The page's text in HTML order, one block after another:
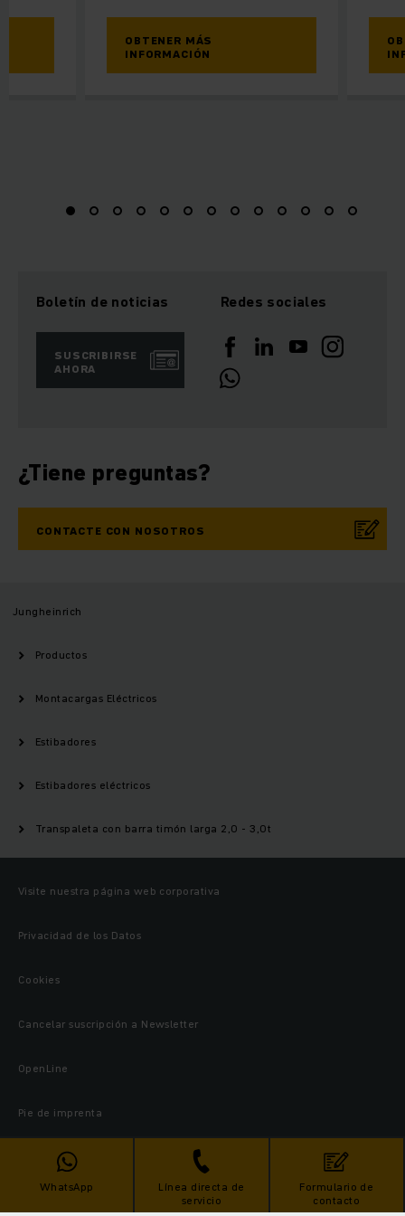
WhatsApp
Línea directa de
servicio
Formulario de
contacto
OBTENER MÁS
INFORMACIÓN
Boletín de noticias
SUSCRIBIRSE
AHORA
Redes sociales
¿Tiene preguntas?
CONTACTE CON NOSOTROS
Jungheinrich
Productos
Montacargas Eléctricos
Estibadores
Estibadores eléctricos
Transpaleta con barra timón larga 2,0 - 3,0t
Visite nuestra página web corporativa
Privacidad de los Datos
Cookies
Cancelar suscripción a Newsletter
OpenLine
Pie de imprenta
© 2026 Jungheinrich AG